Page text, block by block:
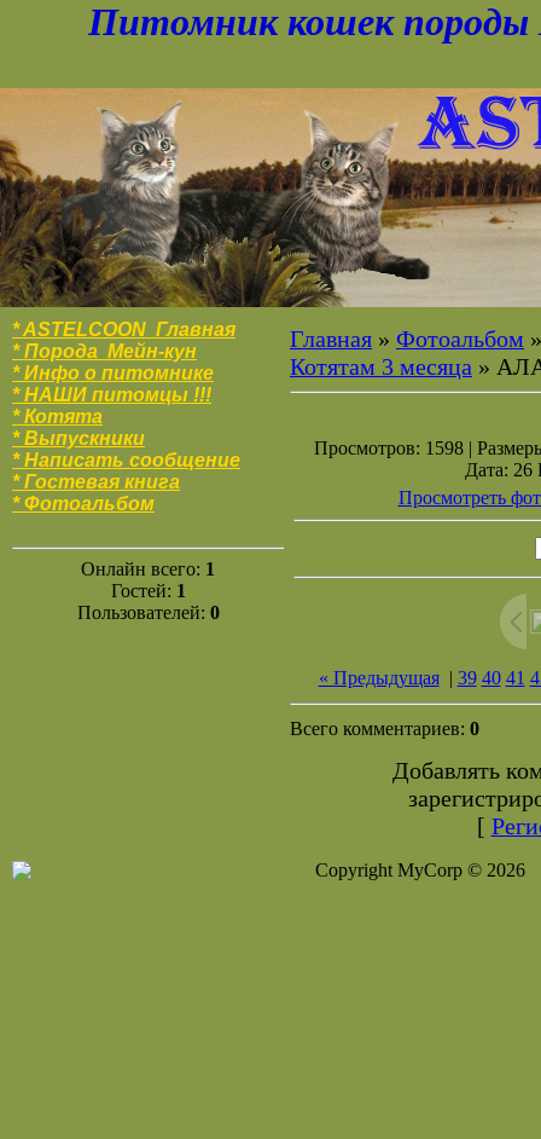
Питомник кошек породы
* ASTELCOON Главная
* Порода Мейн-кун
* Инфо о питомнике
* НАШИ питомцы !!!
* Котята
* Выпускники
* Написать сообщение
* Гостевая книга
* Фотоальбом
Онлайн всего: 1
Гостей: 1
Пользователей: 0
Главная » Фотоальбом
Котятам 3 месяца »
Просмотров: 1598 |
Дата:
Просмотреть
« Предыдущая| 39 40 41
Всего комментариев: 0
Добавлять
[
Copyright MyCorp © 2026